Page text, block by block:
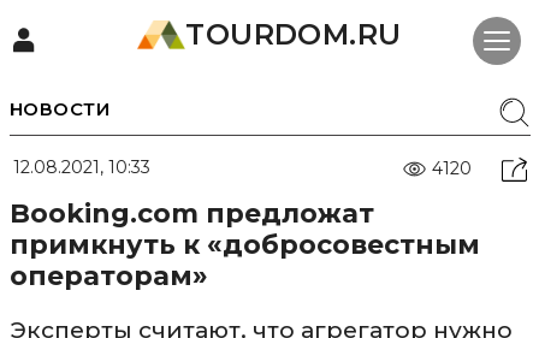
TOURDOM.RU
НОВОСТИ
12.08.2021, 10:33 4120
Booking.com предложат
примкнуть к «добросовестным
операторам»
Эксперты считают, что агрегатор нужно